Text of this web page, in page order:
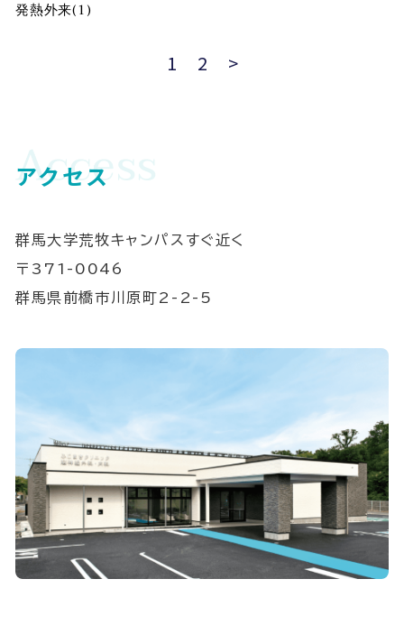
発熱外来(1)
1 2 >
アクセス
群馬大学荒牧キャンパスすぐ近く
〒371-0046
群馬県前橋市川原町2-2-5